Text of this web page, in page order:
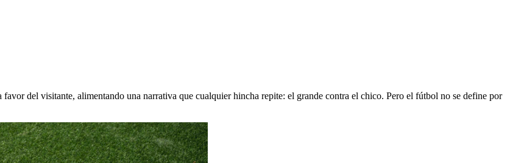
favor del visitante, alimentando una narrativa que cualquier hincha repite: el grande contra el chico. Pero el fútbol no se define por